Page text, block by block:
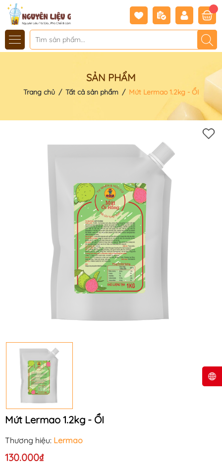
SẢN PHẨM
Trang chủ / Tất cả sản phẩm / Mứt Lermao 1.2kg - ỔI
Mứt Lermao 1.2kg - ỔI
Thương hiệu: Lermao
130.000₫